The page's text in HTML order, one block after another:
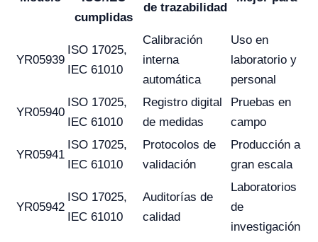
cumplidas
de trazabilidad
YR05939
ISO 17025,
IEC 61010
Calibración
interna
automática
Uso en
laboratorio y
personal
YR05940
ISO 17025,
IEC 61010
Registro digital
de medidas
Pruebas en
campo
YR05941
ISO 17025,
IEC 61010
Protocolos de
validación
Producción a
gran escala
YR05942
ISO 17025,
IEC 61010
Auditorías de
calidad
Laboratorios
de
investigación